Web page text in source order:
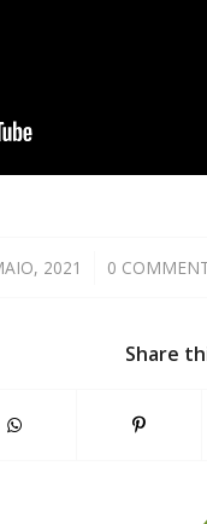
2021
/ 0 /
Share